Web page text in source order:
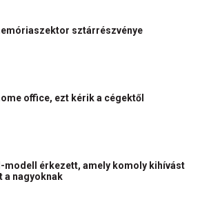
sztárrészvénye
office, ezt kérik a cégektől
modell érkezett, amely komoly kihívást
a nagyoknak